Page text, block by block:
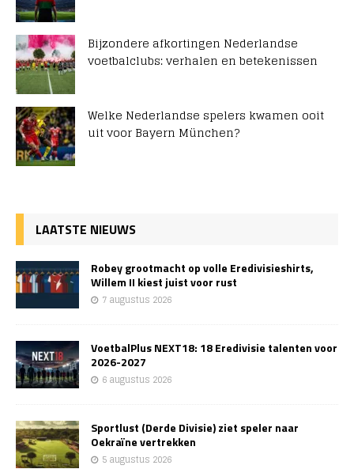
Bijzondere afkortingen Nederlandse
voetbalclubs: verhalen en betekenissen
Welke Nederlandse spelers kwamen ooit
uit voor Bayern München?
LAATSTE NIEUWS
Robey grootmacht op volle Eredivisieshirts,
Willem II kiest juist voor rust
7 augustus 2026
VoetbalPlus NEXT18: 18 Eredivisie talenten voor
2026-2027
6 augustus 2026
Sportlust (Derde Divisie) ziet speler naar
Oekraïne vertrekken
5 augustus 2026